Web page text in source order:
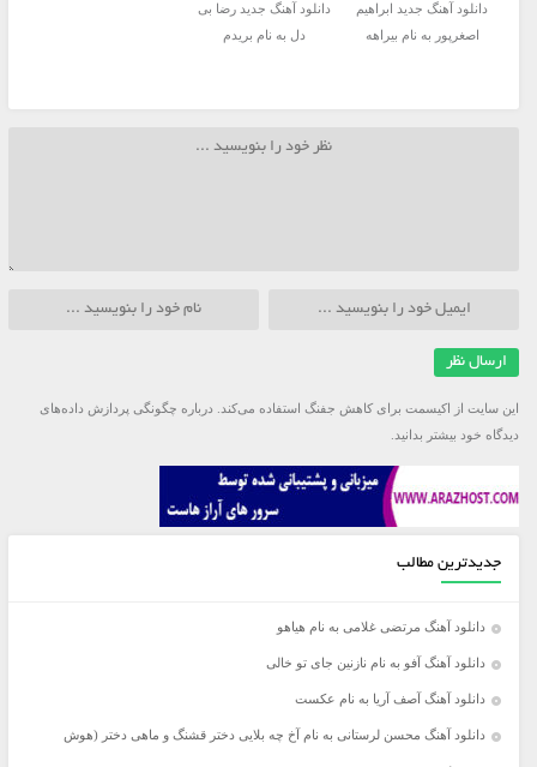
دانلود آهنگ جدید ابراهیم
اصغرپور به نام بیراهه
دانلود آهنگ جدید رضا بی
دل به نام بریدم
این سایت از اکیسمت برای کاهش جفنگ استفاده می‌کند. درباره چگونگی پردازش داده‌های
دیدگاه خود بیشتر بدانید.
جدیدترین مطالب
دانلود آهنگ مرتضی غلامی به نام هیاهو
دانلود آهنگ آفو به نام نازنین جای تو خالی
دانلود آهنگ آصف آریا به نام عکست
دانلود آهنگ محسن لرستانی به نام آخ چه بلایی دختر قشنگ و ماهی دختر (هوش